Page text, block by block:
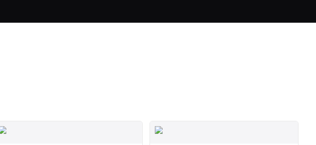
SALE ◇